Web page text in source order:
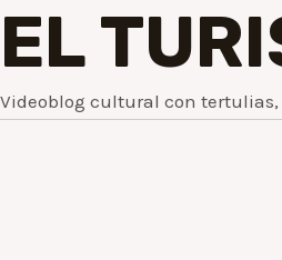
EL
Videoblog cultural con